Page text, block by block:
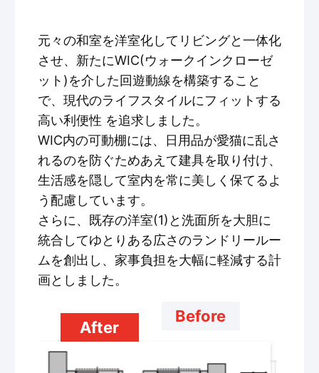
元々の和室を洋室化してリビングと一体化
させ、新たにWIC(ウォークインクローゼ
ット)を介した回遊動線を構築すること
で、現代のライフスタイルにフィットする
高い利便性 を追求しました。
WIC内の可動棚には、日用品が愛猫に乱さ
れるのを防ぐためあえて建具を取り付け、
生活感を隠して室内を常に美しく保てるよ
う配慮しています。
さらに、既存の洋室(1)と洗面所を大胆に
統合してゆとりある広さのランドリールー
ムを創出し、家事負担を大幅に軽減する計
画としました。
Before
After